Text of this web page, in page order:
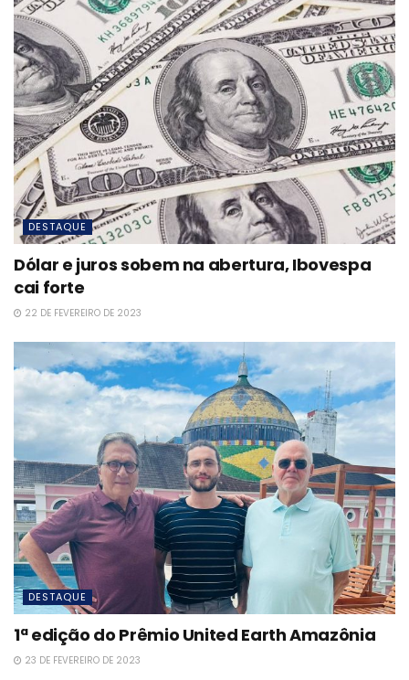
DESTAQUE
Dólar e juros sobem na abertura, Ibovespa
cai forte
22 DE FEVEREIRO DE 2023
DESTAQUE
1ª edição do Prêmio United Earth Amazônia
23 DE FEVEREIRO DE 2023